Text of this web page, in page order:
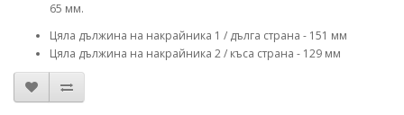
65 мм.
Цяла дължина на накрайника 1 / дълга страна - 151 мм
Цяла дължина на накрайника 2 / къса страна - 129 мм